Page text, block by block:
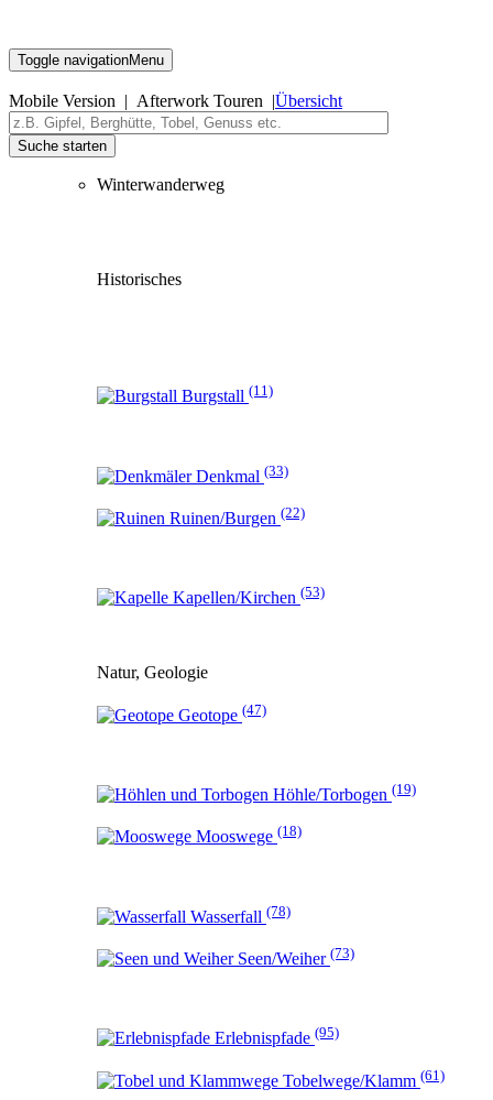
Toggle navigationMenu
Mobile Version | Afterwork Touren |Übersicht
Suche starten
Winterwanderweg
Historisches
Burgstall (11)
Denkmal (33)
Ruinen/Burgen (22)
Kapellen/Kirchen (53)
Natur, Geologie
Geotope (47)
Höhle/Torbogen (19)
Mooswege (18)
Wasserfall (78)
Seen/Weiher (73)
Erlebnispfade (95)
Tobelwege/Klamm (61)